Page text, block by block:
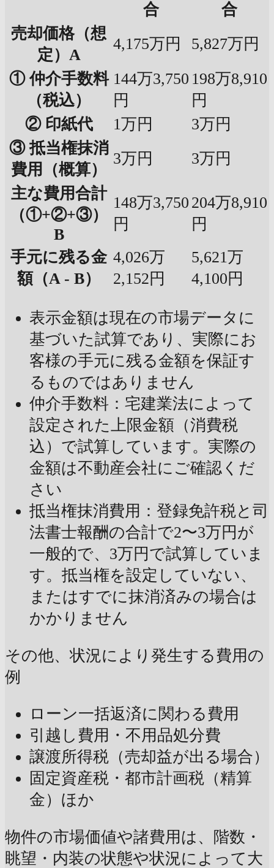
合
合
売却価格（想
定）A
4,175万円
5,827万円
① 仲介手数料
（税込）
144万3,750
円
198万8,910
円
② 印紙代
1万円
3万円
③ 抵当権抹消
費用（概算）
3万円
3万円
主な費用合計
（①+②+③）
B
148万3,750
円
204万8,910
円
手元に残る金
額（A - B）
4,026万
2,152円
5,621万
4,100円
表示金額は現在の市場データに
基づいた試算であり、実際にお
客様の手元に残る金額を保証す
るものではありません
仲介手数料：宅建業法によって
設定された上限金額（消費税
込）で試算しています。実際の
金額は不動産会社にご確認くだ
さい
抵当権抹消費用：登録免許税と司
法書士報酬の合計で2〜3万円が
一般的で、3万円で試算していま
す。抵当権を設定していない、
またはすでに抹消済みの場合は
かかりません
その他、状況により発生する費用の
例
ローン一括返済に関わる費用
引越し費用・不用品処分費
譲渡所得税（売却益が出る場合）
固定資産税・都市計画税（精算
金）ほか
物件の市場価値や諸費用は、階数・
眺望・内装の状態や状況によって大